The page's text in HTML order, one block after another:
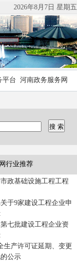
2026年8月7日 星期五
平台 河南政务服务网
行业推荐
政基础设施工程工程
于9家建设工程企业申
七批建设工程企业资
生产许可证延期、变更
公示